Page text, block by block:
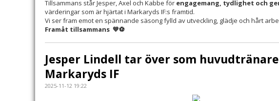
Tillsammans står Jesper, Axel och Kabbe för engagemang, tydlighet och
värderingar som är hjärtat i Markaryds IF:s framtid.
Vi ser fram emot en spännande säsong fylld av utveckling, glädje och hårt
Framåt tillsammans 💙⚽
Jesper Lindell tar över som
Markaryds IF
2025-11-12 19:22